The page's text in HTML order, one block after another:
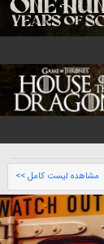
مشاهده لیست کامل >>